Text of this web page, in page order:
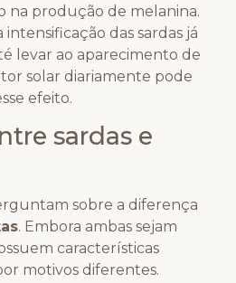
na produção de melanina.
das sardas já
levar ao aparecimento de
solar diariamente pode
efeito.
sardas e
sobre a diferença
. Embora ambas sejam
características
motivos diferentes.